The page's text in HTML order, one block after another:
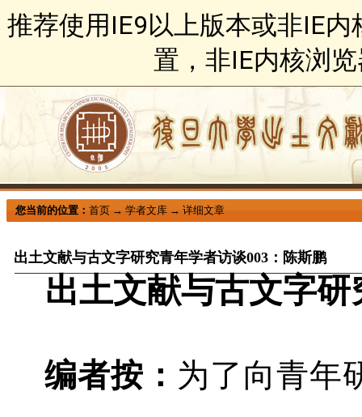
推荐使用IE9以上版本或非IE
置，非IE内核浏
您当前的位置：首页 →学者文库 →详细文章
出土文献与古文字研究青年学者访谈003：陈斯鹏
出土文献与古文字
编者按： 为了向青年